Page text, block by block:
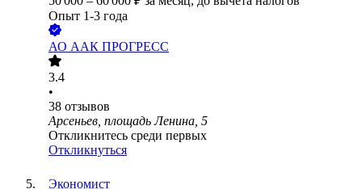
Опыт 1-3 года
АО ААК ПРОГРЕСС
3.4
•
38 отзывов
Арсеньев, площадь Ленина, 5
Откликнитесь среди первых
Откликнуться
Экономист